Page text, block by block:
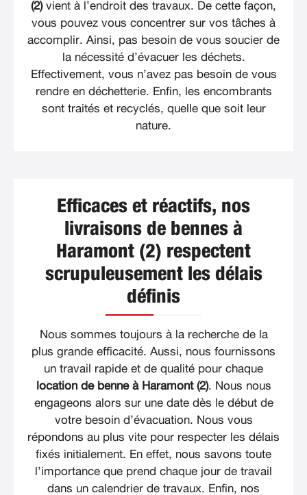
(2)vient à l’endroit des travaux. De cette façon,
vous pouvez vous concentrer sur vos tâches à
accomplir. Ainsi, pas besoin de vous soucier de
la nécessité d’évacuer les déchets.
Effectivement, vous n’avez pas besoin de vous
rendre en déchetterie. Enfin, les encombrants
sont traités et recyclés, quelle que soit leur
nature.
Efficaces et réactifs, nos
livraisons de bennes à
Haramont (2) respectent
scrupuleusement les délais
définis
Nous sommes toujours à la recherche de la
plus grande efficacité. Aussi, nous fournissons
un travail rapide et de qualité pour chaque
location de benne à Haramont (2). Nous nous
engageons alors sur une date dès le début de
votre besoin d’évacuation. Nous vous
répondons au plus vite pour respecter les délais
fixés initialement. En effet, nous savons toute
l’importance que prend chaque jour de travail
dans un calendrier de travaux. Enfin, nos